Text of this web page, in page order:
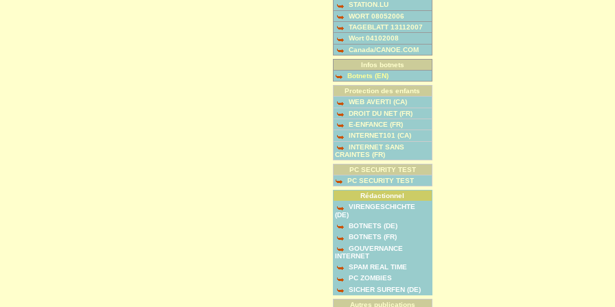
STATION.LU
WORT 08052006
TAGEBLATT 13112007
Wort 04102008
Canada/CANOE.COM
Infos botnets
Botnets (EN)
Protection des enfants
WEB AVERTI (CA)
DROIT DU NET (FR)
E-ENFANCE (FR)
INTERNET101 (CA)
INTERNET SANS
CRAINTES (FR)
PC SECURITY TEST
PC SECURITY TEST
Rédactionnel
VIRENGESCHICHTE
(DE)
BOTNETS (DE)
BOTNETS (FR)
GOUVERNANCE
INTERNET
SPAM REAL TIME
PC ZOMBIES
SICHER SURFEN (DE)
Autres publications